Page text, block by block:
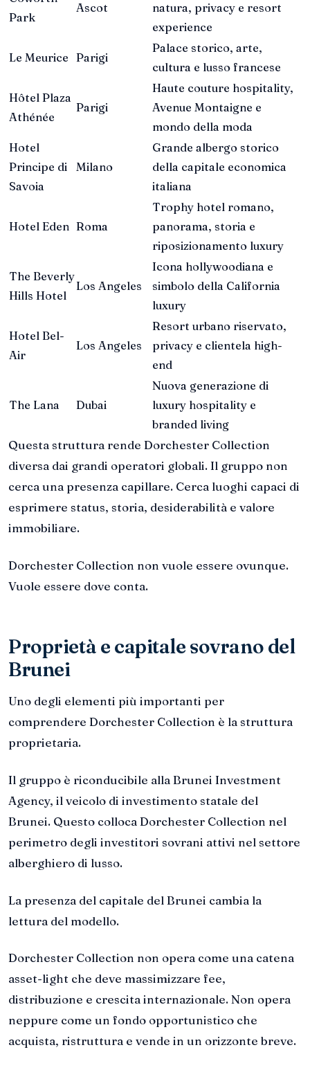
Park
Ascot
natura, privacy e resort
experience
Le Meurice Parigi
Palace storico, arte,
cultura e lusso francese
Hôtel Plaza
Athénée
Parigi
Haute couture hospitality,
Avenue Montaigne e
mondo della moda
Hotel
Principe di
Savoia
Milano
Grande albergo storico
della capitale economica
italiana
Hotel Eden Roma
Trophy hotel romano,
panorama, storia e
riposizionamento luxury
The Beverly
Hills Hotel
Los Angeles
Icona hollywoodiana e
simbolo della California
luxury
Hotel Bel-
Air
Los Angeles
Resort urbano riservato,
privacy e clientela high-
end
The Lana Dubai
Nuova generazione di
luxury hospitality e
branded living
Questa struttura rende Dorchester Collection
diversa dai grandi operatori globali. Il gruppo non
cerca una presenza capillare. Cerca luoghi capaci di
esprimere status, storia, desiderabilità e valore
immobiliare.
Dorchester Collection non vuole essere ovunque.
Vuole essere dove conta.
Proprietà e capitale sovrano del
Brunei
Uno degli elementi più importanti per
comprendere Dorchester Collection è la struttura
proprietaria.
Il gruppo è riconducibile alla Brunei Investment
Agency, il veicolo di investimento statale del
Brunei. Questo colloca Dorchester Collection nel
perimetro degli investitori sovrani attivi nel settore
alberghiero di lusso.
La presenza del capitale del Brunei cambia la
lettura del modello.
Dorchester Collection non opera come una catena
asset-light che deve massimizzare fee,
distribuzione e crescita internazionale. Non opera
neppure come un fondo opportunistico che
acquista, ristruttura e vende in un orizzonte breve.